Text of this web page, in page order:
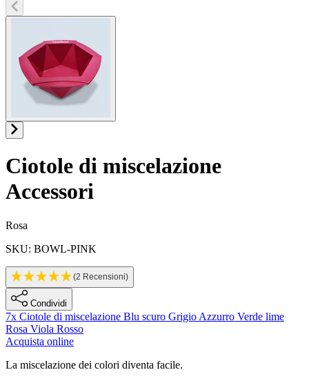
Ciotole di miscelazione
Accessori
Informazioni sul prodotto
Rosa
SKU: BOWL-PINK
(2 Recensioni)
Condividi
7x Ciotole di miscelazione Blu scuro Grigio Azzurro Verde lime
Rosa Viola Rosso
Acquista online
Description
La miscelazione dei colori diventa facile.